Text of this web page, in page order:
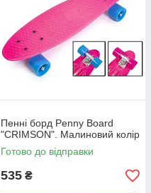
Пенні борд Penny Board
"CRIMSON". Малиновий колір
Готово до відправки
535 ₴